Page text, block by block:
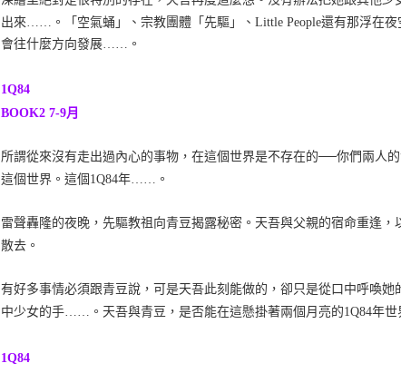
出來……。「空氣蛹」、宗教團體「先驅」、Little People還有那浮在
會往什麼方向發展……。
1Q84
BOOK2 7-9月
所謂從來沒有走出過內心的事物，在這個世界是不存在的──你們兩人
這個世界。這個1Q84年……。
雷聲轟隆的夜晚，先驅教祖向青豆揭露秘密。天吾與父親的宿命重逢
散去。
有好多事情必須跟青豆說，可是天吾此刻能做的，卻只是從口中呼喚
中少女的手……。天吾與青豆，是否能在這懸掛著兩個月亮的1Q84年
1Q84